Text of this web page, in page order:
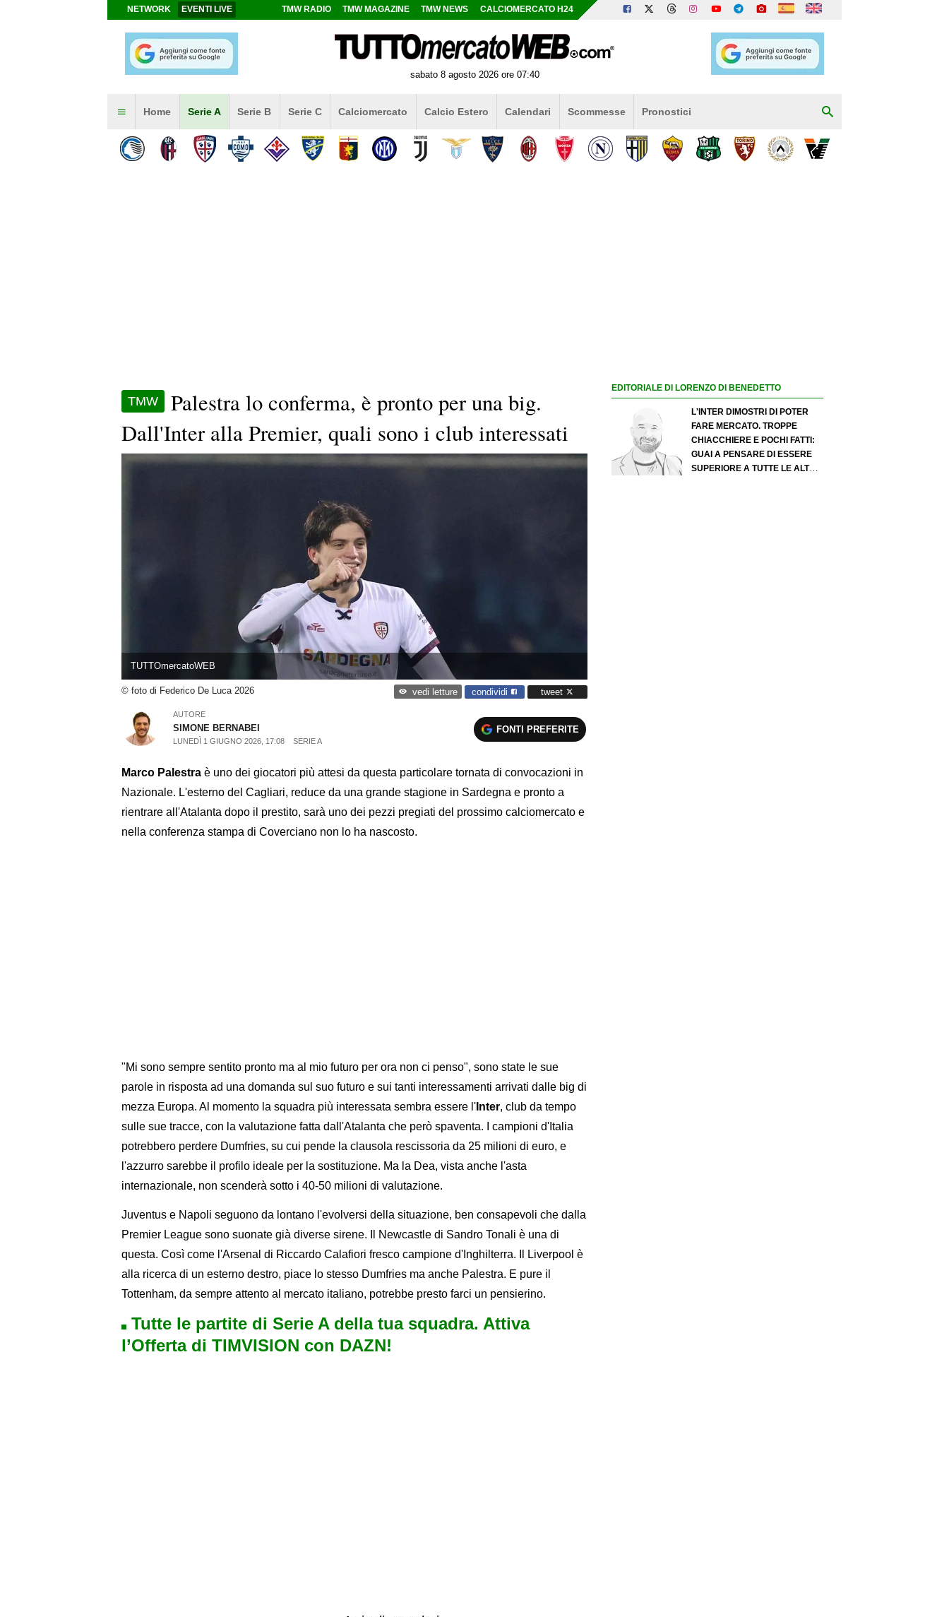
NETWORK EVENTI LIVE TMW RADIO TMW MAGAZINE TMW NEWS CALCIOMERCATO H24
sabato 8 agosto 2026 ore 07:40
Home Serie A Serie B Serie C Calciomercato Calcio Estero Calendari Scommesse Pronostici
TMW
Palestra lo conferma, è pronto per una big.
Dall'Inter alla Premier, quali sono i club interessati
TUTTOmercatoWEB
© foto di Federico De Luca 2026 vedi letture condividi tweet
AUTORE
SIMONE BERNABEI
LUNEDÌ 1 GIUGNO 2026, 17:08 SERIE A
FONTI PREFERITE
Marco Palestra è uno dei giocatori più attesi da questa particolare tornata di convocazioni in
Nazionale. L'esterno del Cagliari, reduce da una grande stagione in Sardegna e pronto a
rientrare all'Atalanta dopo il prestito, sarà uno dei pezzi pregiati del prossimo calciomercato e
nella conferenza stampa di Coverciano non lo ha nascosto.
"Mi sono sempre sentito pronto ma al mio futuro per ora non ci penso", sono state le sue
parole in risposta ad una domanda sul suo futuro e sui tanti interessamenti arrivati dalle big di
mezza Europa. Al momento la squadra più interessata sembra essere l' Inter, club da tempo
sulle sue tracce, con la valutazione fatta dall'Atalanta che però spaventa. I campioni d'Italia
potrebbero perdere Dumfries, su cui pende la clausola rescissoria da 25 milioni di euro, e
l'azzurro sarebbe il profilo ideale per la sostituzione. Ma la Dea, vista anche l'asta
internazionale, non scenderà sotto i 40-50 milioni di valutazione.
Juventus e Napoli seguono da lontano l'evolversi della situazione, ben consapevoli che dalla
Premier League sono suonate già diverse sirene. Il Newcastle di Sandro Tonali è una di
questa. Così come l'Arsenal di Riccardo Calafiori fresco campione d'Inghilterra. Il Liverpool è
alla ricerca di un esterno destro, piace lo stesso Dumfries ma anche Palestra. E pure il
Tottenham, da sempre attento al mercato italiano, potrebbe presto farci un pensierino.
Tutte le partite di Serie A della tua squadra. Attiva
l’Offerta di TIMVISION con DAZN!
EDITORIALE DI LORENZO DI BENEDETTO
L'INTER DIMOSTRI DI POTER
FARE MERCATO. TROPPE
CHIACCHIERE E POCHI FATTI:
GUAI A PENSARE DI ESSERE
SUPERIORE A TUTTE LE ALTRE